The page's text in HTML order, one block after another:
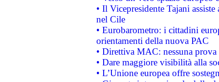
• Il Vicepresidente Tajani
nel Cile
• Eurobarometro: i cittadini
orientamenti della nuova PAC
• Direttiva MAC: nessuna
• Dare maggiore visibilità alla
• L’Unione europea offre